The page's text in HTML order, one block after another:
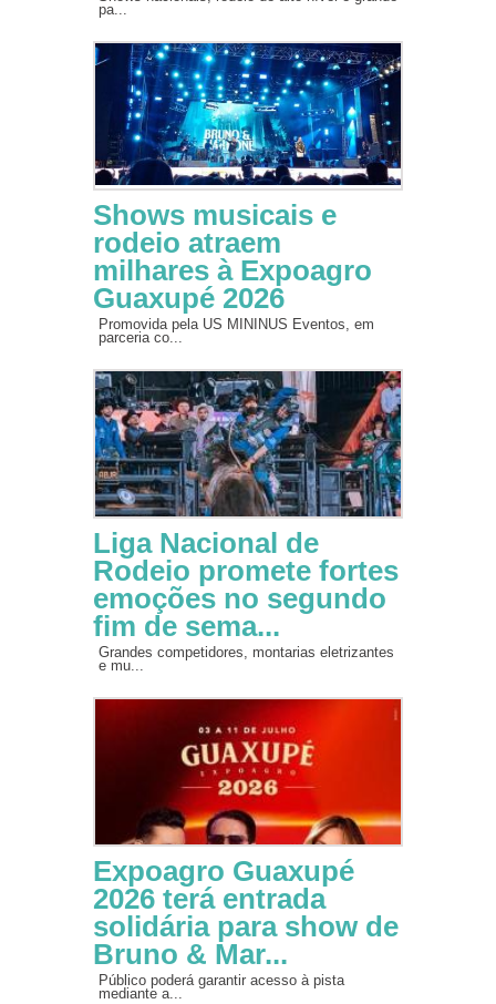
pa...
Shows musicais e
rodeio atraem
milhares à Expoagro
Guaxupé 2026
Promovida pela US MININUS Eventos, em
parceria co...
Liga Nacional de
Rodeio promete fortes
emoções no segundo
fim de sema...
Grandes competidores, montarias eletrizantes
e mu...
Expoagro Guaxupé
2026 terá entrada
solidária para show de
Bruno & Mar...
Público poderá garantir acesso à pista
mediante a...